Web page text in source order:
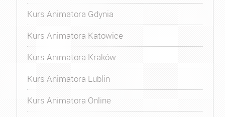
Kurs Animatora Gdynia
Kurs Animatora Katowice
Kurs Animatora Kraków
Kurs Animatora Lublin
Kurs Animatora Online